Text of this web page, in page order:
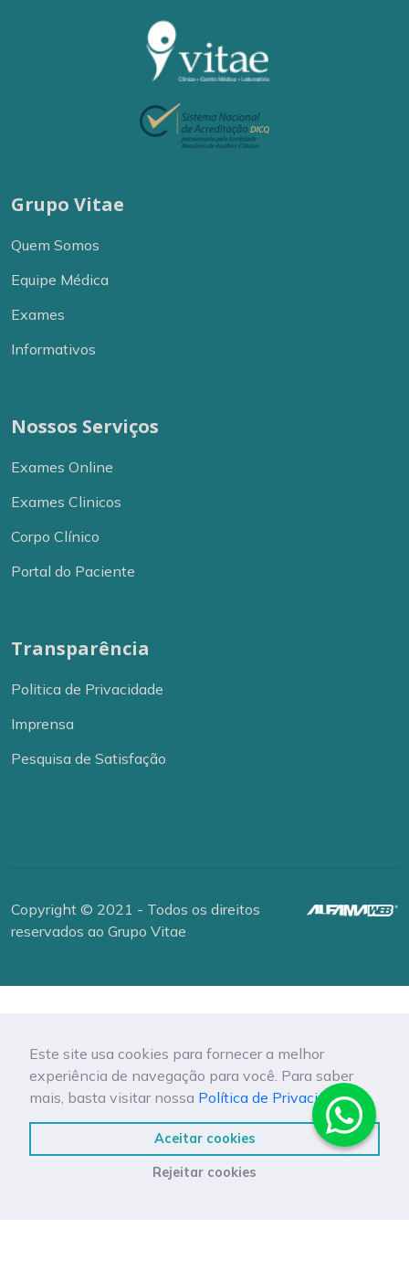
Grupo Vitae
Quem Somos
Equipe Médica
Exames
Informativos
Nossos Serviços
Exames Online
Exames Clinicos
Corpo Clínico
Portal do Paciente
Transparência
Politica de Privacidade
Imprensa
Pesquisa de Satisfação
Copyright © 2021 - Todos os direitos
reservados ao Grupo Vitae
Este site usa cookies para fornecer a melhor
experiência de navegação para você. Para saber
mais, basta visitar nossa Política de Privacidade.
Aceitar cookies
Rejeitar cookies